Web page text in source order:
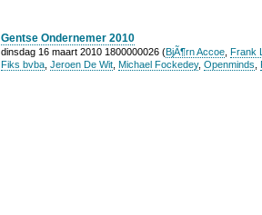
Gentse Ondernemer 2010
dinsdag 16 maart 2010 1800000026 (BjÃ¶rn Accoe Frank
Fiks bvba Jeroen De Wit Michael Fockedey, Openminds